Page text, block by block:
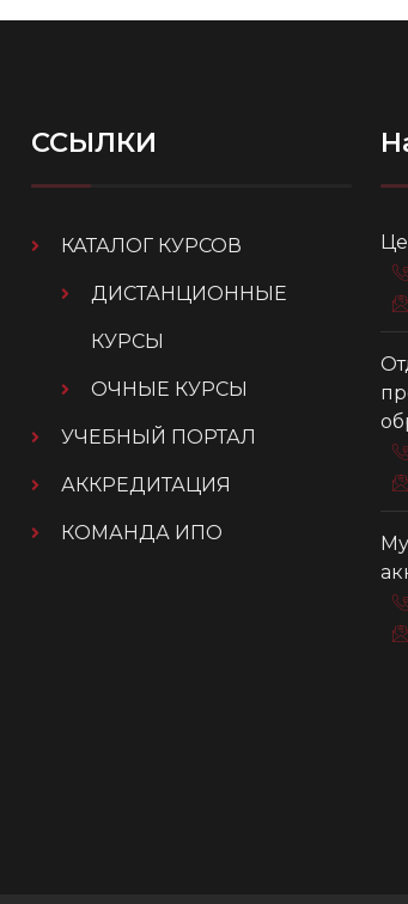
ССЫЛКИ
КАТАЛОГ КУРСОВ
ДИСТАНЦИОННЫЕ
КУРСЫ
ОЧНЫЕ КУРСЫ
УЧЕБНЫЙ ПОРТАЛ
АККРЕДИТАЦИЯ
КОМАНДА ИПО